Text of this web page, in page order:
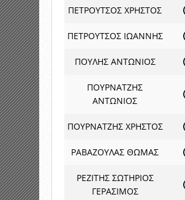
ΠΕΤΡΟΥΤΣΟΣ ΧΡΗΣΤΟΣ
ΠΕΤΡΟΥΤΣΟΣ ΙΩΑΝΝΗΣ
ΠΟΥΛΗΣ ΑΝΤΩΝΙΟΣ
ΠΟΥΡΝΑΤΖΗΣ
ΑΝΤΩΝΙΟΣ
ΠΟΥΡΝΑΤΖΗΣ ΧΡΗΣΤΟΣ
ΡΑΒΑΖΟΥΛΑΣ ΘΩΜΑΣ
ΡΕΖΙΤΗΣ ΣΩΤΗΡΙΟΣ
ΓΕΡΑΣΙΜΟΣ